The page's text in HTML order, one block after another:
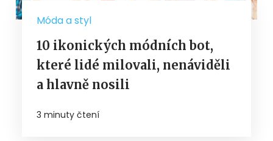
Móda a styl
10 ikonických módních bot,
které lidé milovali, nenáviděli
a hlavně nosili
3 minuty čtení